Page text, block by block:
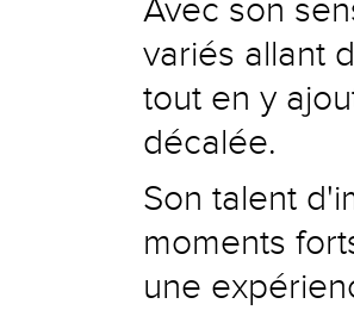
Avec son
variés allant
tout en y
décalée.
Son talent
moments
une